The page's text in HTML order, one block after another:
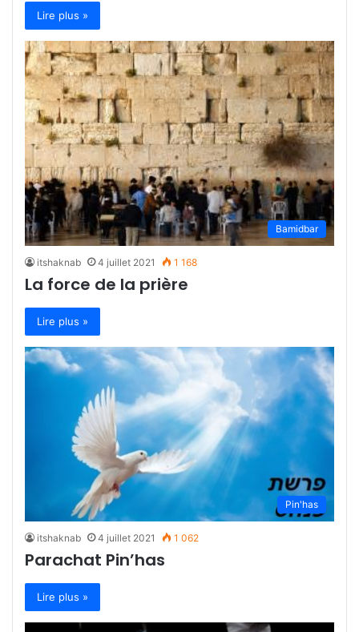
Lire plus »
Bamidbar
itshaknab 4 juillet 2021 1 168
La force de la prière
Lire plus »
Pin'has
itshaknab 4 juillet 2021 1 062
Parachat Pin’has
Lire plus »